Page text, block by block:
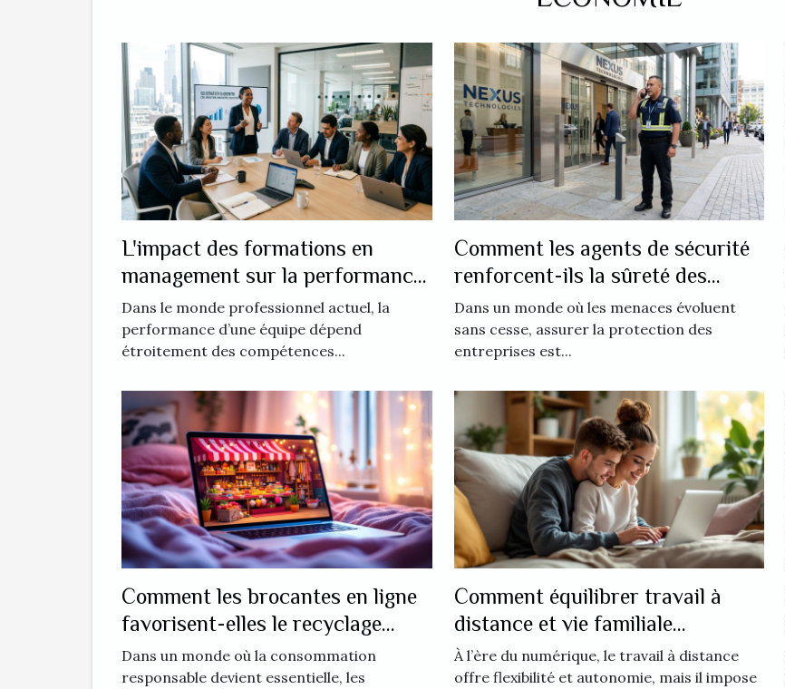
L'impact des formations en
management sur la performance
d'équipe
Dans le monde professionnel actuel, la
performance d’une équipe dépend
étroitement des compétences...
Comment les agents de sécurité
renforcent-ils la sûreté des
entreprises ?
Dans un monde où les menaces évoluent
sans cesse, assurer la protection des
entreprises est...
Comment les brocantes en ligne
favorisent-elles le recyclage
créatif ?
Dans un monde où la consommation
responsable devient essentielle, les
Comment équilibrer travail à
distance et vie familiale
efficacement ?
À l’ère du numérique, le travail à distance
offre flexibilité et autonomie, mais il impose